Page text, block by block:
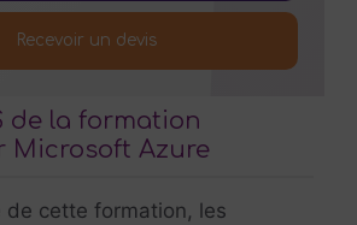
Recevoir un devis
de la formation
Microsoft Azure
de cette formation, les